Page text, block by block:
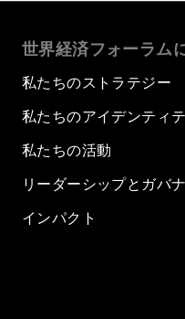
世界経済フォーラム
私たちのストラテジー
私たちのアイデンティ
私たちの活動
リーダーシップとガバ
インパクト